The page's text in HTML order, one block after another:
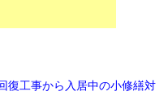
復工事から入居中の小修繕対